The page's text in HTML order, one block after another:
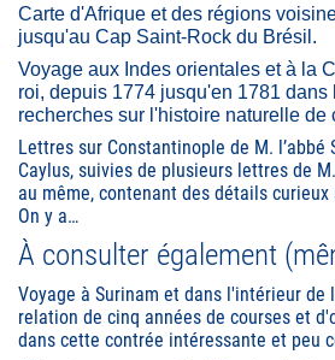
Carte d'Afrique et des régions
jusqu'au Cap Saint-Rock du Brésil.
Voyage aux Indes orientales et à la
roi, depuis 1774 jusqu'en 1781 dans
recherches sur l'histoire naturelle de
Lettres sur Constantinople de M. l’abbé
Caylus, suivies de plusieurs lettres de
au même, contenant des détails curieux
On y a…
À consulter également
Voyage à Surinam et dans l'intérieur de
relation de cinq années de courses et
dans cette contrée intéressante et peu